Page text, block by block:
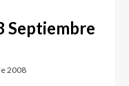
Septiembre
2008